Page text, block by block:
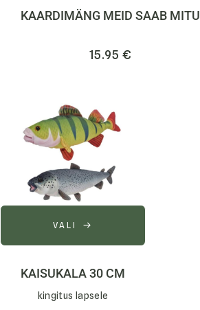
KAARDIMÄNG MEID SAAB MITU
15.95 €
VALI
KAISUKALA 30 CM
kingitus lapsele